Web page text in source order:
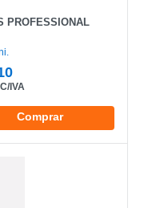
PROFESSIONAL
IVA
Comprar